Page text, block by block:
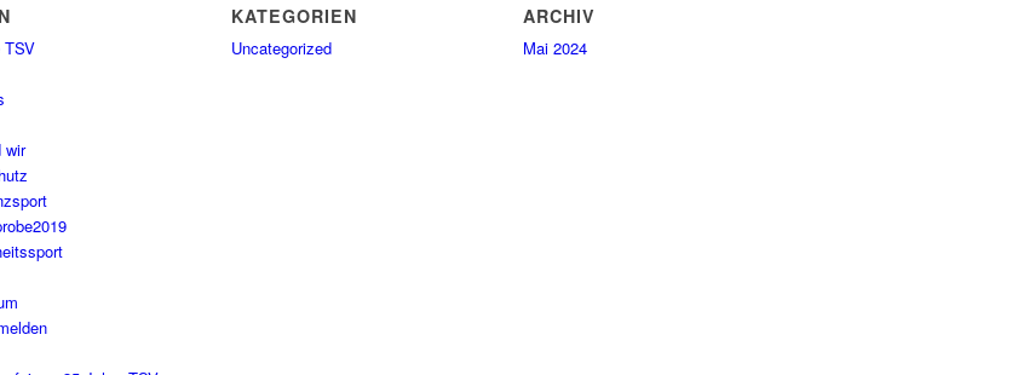
TSV
wir
KATEGORIEN
Uncategorized
ARCHIV
Mai 2024